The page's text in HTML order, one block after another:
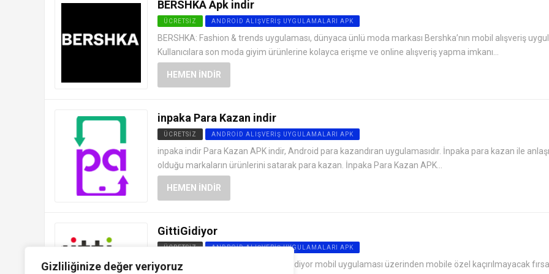
Gizliliğinize değer veriyoruz
BERSHKA Apk indir
ÜCRETSIZ ANDROID ALIŞVERIŞ UYGULAMALARI APK
BERSHKA: Fashion & trends uygulaması, dünyaca ünlü moda markası Bershka’nın mobil alışveriş
Kullanıcılara son moda giyim ürünlerine kolayca erişme ve online alışveriş yapma imkanı...
HEMEN İNDIR
inpaka Para Kazan indir
ÜCRETSIZ ANDROID ALIŞVERIŞ UYGULAMALARI APK
inpaka indir Para Kazan APK indir, Android para kazandıran uygulamasıdır. İnpaka para kazan ile
olduğu markaların ürünlerini satarak para kazan. İnpaka Para Kazan APK...
HEMEN İNDIR
GittiGidiyor
ÜCRETSIZ ANDROID ALIŞVERIŞ UYGULAMALARI APK
Android GittiGidiyor APK indir, GittiGidiyor mobil uygulaması üzerinden mobile özel kaçırılmayacak